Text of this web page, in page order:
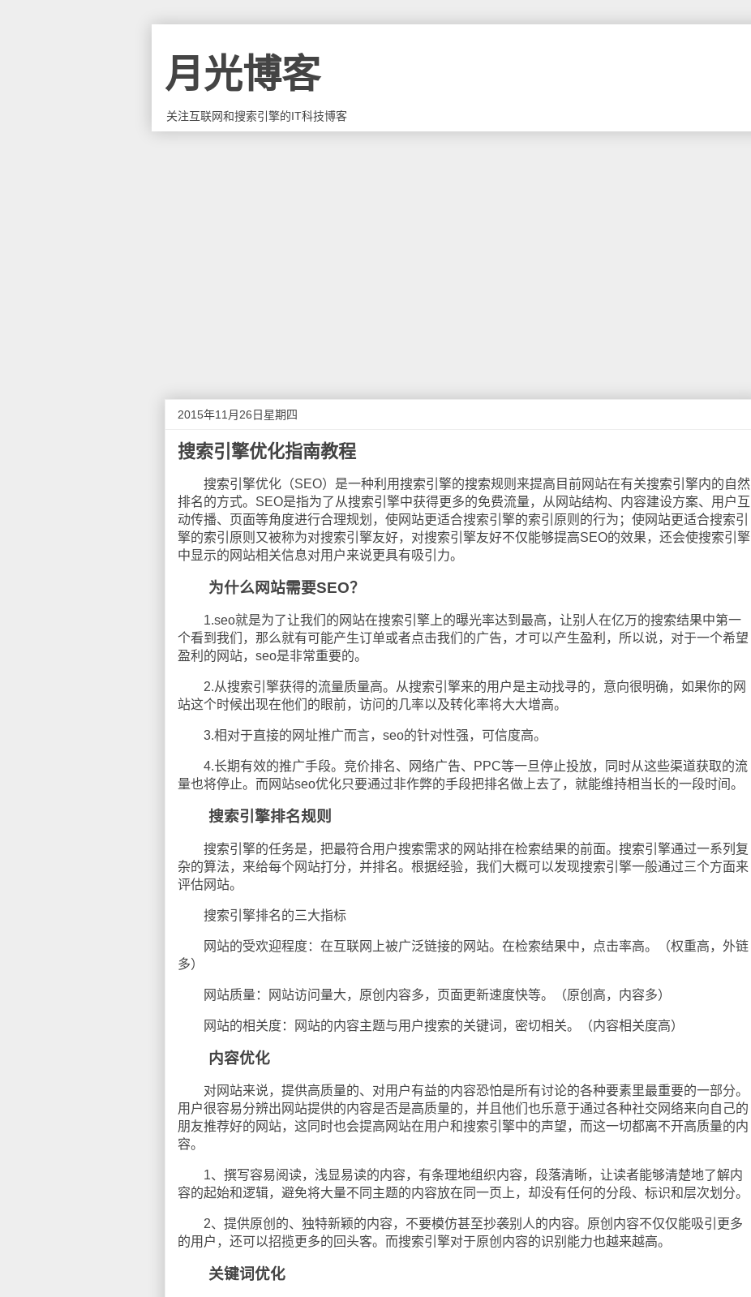
月光博客
关注互联网和搜索引擎的IT科技博客
2015年11月26日星期四
搜索引擎优化指南教程
搜索引擎优化（SEO）是一种利用搜索引擎的搜索规则来提高目前网站在有关搜索引擎内的自然
排名的方式。SEO是指为了从搜索引擎中获得更多的免费流量，从网站结构、内容建设方案、用户互
动传播、页面等角度进行合理规划，使网站更适合搜索引擎的索引原则的行为；使网站更适合搜索引
擎的索引原则又被称为对搜索引擎友好，对搜索引擎友好不仅能够提高SEO的效果，还会使搜索引擎
中显示的网站相关信息对用户来说更具有吸引力。
为什么网站需要SEO？
1.seo就是为了让我们的网站在搜索引擎上的曝光率达到最高，让别人在亿万的搜索结果中第一
个看到我们，那么就有可能产生订单或者点击我们的广告，才可以产生盈利，所以说，对于一个希望
盈利的网站，seo是非常重要的。
2.从搜索引擎获得的流量质量高。从搜索引擎来的用户是主动找寻的，意向很明确，如果你的网
站这个时候出现在他们的眼前，访问的几率以及转化率将大大增高。
3.相对于直接的网址推广而言，seo的针对性强，可信度高。
4.长期有效的推广手段。竞价排名、网络广告、PPC等一旦停止投放，同时从这些渠道获取的流
量也将停止。而网站seo优化只要通过非作弊的手段把排名做上去了，就能维持相当长的一段时间。
搜索引擎排名规则
搜索引擎的任务是，把最符合用户搜索需求的网站排在检索结果的前面。搜索引擎通过一系列复
杂的算法，来给每个网站打分，并排名。根据经验，我们大概可以发现搜索引擎一般通过三个方面来
评估网站。
搜索引擎排名的三大指标
网站的受欢迎程度：在互联网上被广泛链接的网站。在检索结果中，点击率高。（权重高，外链
多）
网站质量：网站访问量大，原创内容多，页面更新速度快等。（原创高，内容多）
网站的相关度：网站的内容主题与用户搜索的关键词，密切相关。（内容相关度高）
内容优化
对网站来说，提供高质量的、对用户有益的内容恐怕是所有讨论的各种要素里最重要的一部分。
用户很容易分辨出网站提供的内容是否是高质量的，并且他们也乐意于通过各种社交网络来向自己的
朋友推荐好的网站，这同时也会提高网站在用户和搜索引擎中的声望，而这一切都离不开高质量的内
容。
1、撰写容易阅读，浅显易读的内容，有条理地组织内容，段落清晰，让读者能够清楚地了解内
容的起始和逻辑，避免将大量不同主题的内容放在同一页上，却没有任何的分段、标识和层次划分。
2、提供原创的、独特新颖的内容，不要模仿甚至抄袭别人的内容。原创内容不仅仅能吸引更多
的用户，还可以招揽更多的回头客。而搜索引擎对于原创内容的识别能力也越来越高。
关键词优化